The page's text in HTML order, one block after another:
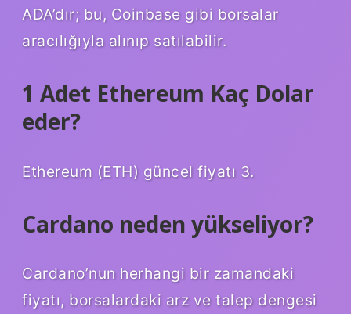
ADA’dır; bu, Coinbase gibi borsalar
aracılığıyla alınıp satılabilir.
1 Adet Ethereum Kaç Dolar
eder?
Ethereum (ETH) güncel fiyatı 3.
Cardano neden yükseliyor?
Cardano’nun herhangi bir zamandaki
fiyatı, borsalardaki arz ve talep dengesi